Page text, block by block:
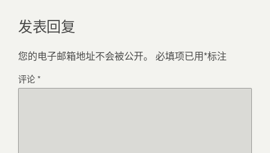
发表回复
您的电子邮箱地址不会被公开。 必填项已用*标注
评论*